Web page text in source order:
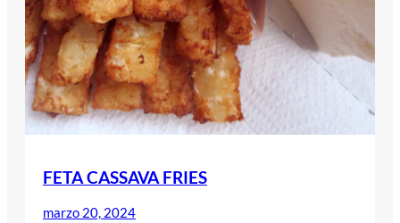
FETA CASSAVA FRIES
marzo 20, 2024